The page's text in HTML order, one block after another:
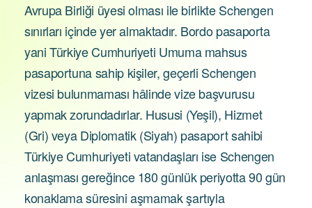
Avrupa Birliği üyesi olması ile birlikte Schengen
sınırları içinde yer almaktadır. Bordo pasaporta
yani Türkiye Cumhuriyeti Umuma mahsus
pasaportuna sahip kişiler, geçerli Schengen
vizesi bulunmaması hâlinde vize başvurusu
yapmak zorundadırlar. Hususi (Yeşil), Hizmet
(Gri) veya Diplomatik (Siyah) pasaport sahibi
Türkiye Cumhuriyeti vatandaşları ise Schengen
anlaşması gereğince 180 günlük periyotta 90 gün
konaklama süresini aşmamak şartıyla